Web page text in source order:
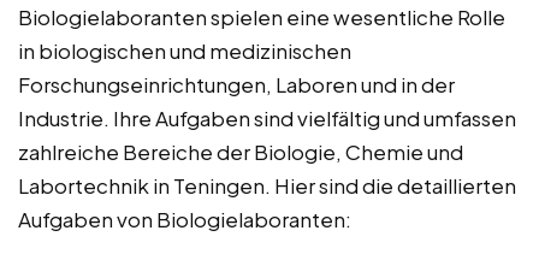
Biologielaboranten spielen eine wesentliche Rolle
in biologischen und medizinischen
Forschungseinrichtungen, Laboren und in der
Industrie. Ihre Aufgaben sind vielfältig und umfassen
zahlreiche Bereiche der Biologie, Chemie und
Labortechnik in Teningen. Hier sind die detaillierten
Aufgaben von Biologielaboranten: